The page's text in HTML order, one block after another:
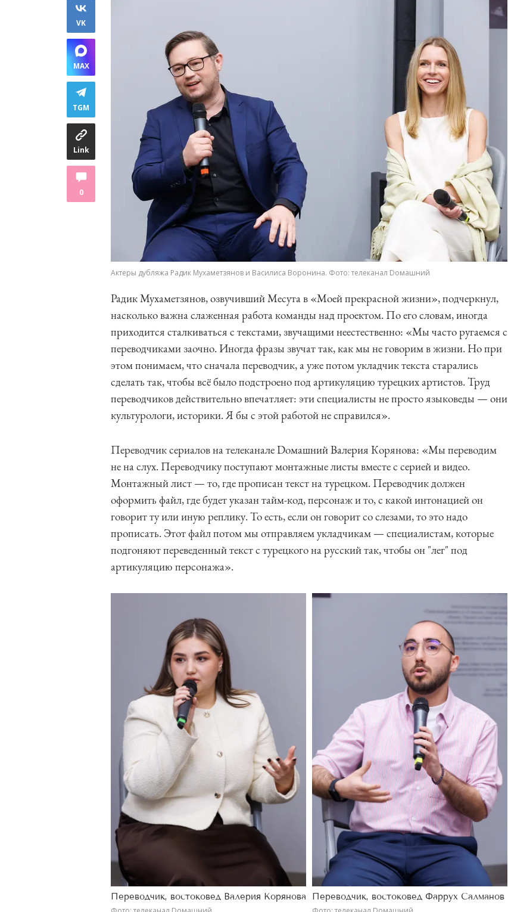
VK
MAX
TGM
Link
0
Актеры дубляжа Радик Мухаметзянов и Василиса Воронина. Фото: телеканал Dомашний
Радик Мухаметзянов, озвучивший Месута в «Моей прекрасной жизни», подчеркнул,
насколько важна слаженная работа команды над проектом. По его словам, иногда
приходится сталкиваться с текстами, звучащими неестественно: «Мы часто ругаемся с
переводчиками заочно. Иногда фразы звучат так, как мы не говорим в жизни. Но при
этом понимаем, что сначала переводчик, а уже потом укладчик текста старались
сделать так, чтобы всё было подстроено под артикуляцию турецких артистов. Труд
переводчиков действительно впечатляет: эти специалисты не просто языковеды — они
культурологи, историки. Я бы с этой работой не справился».
Переводчик сериалов на телеканале Dомашний Валерия Корянова: «Мы переводим
не на слух. Переводчику поступают монтажные листы вместе с серией и видео.
Монтажный лист — то, где прописан текст на турецком. Переводчик должен
оформить файл, где будет указан тайм-код, персонаж и то, с какой интонацией он
говорит ту или иную реплику. То есть, если он говорит со слезами, то это надо
прописать. Этот файл потом мы отправляем укладчикам — специалистам, которые
подгоняют переведенный текст с турецкого на русский так, чтобы он "лег" под
артикуляцию персонажа».
Переводчик, востоковед Валерия Корянова Переводчик, востоковед Фаррух Салманов